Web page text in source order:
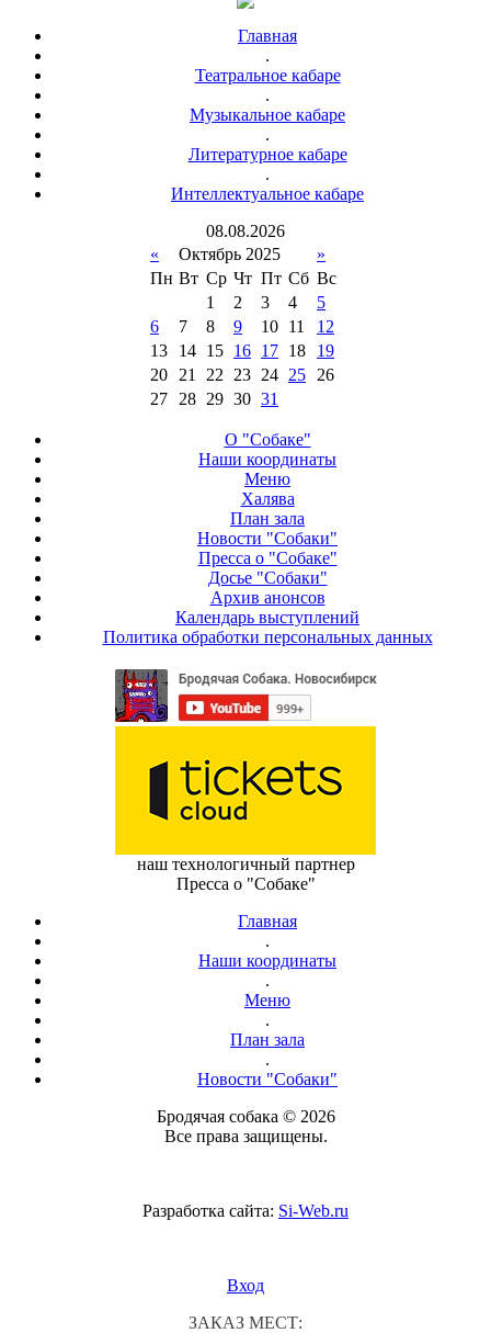
Главная
.
Театральное кабаре
.
Музыкальное кабаре
.
Литературное кабаре
.
Интеллектуальное кабаре
08.08.2026
«
Октябрь 2025
»
Пн Вт Ср Чт Пт Сб Вс
1
2 3 4
5
6
7 8 9 10 11
12
13
14 15 16 17 18
19
20
21 22 23 24 25
26
27
28 29 30 31
О "Собаке"
Наши координаты
Меню
Халява
План зала
Новости "Собаки"
Пресса о "Собаке"
Досье "Собаки"
Архив анонсов
Календарь выступлений
Политика обработки персональных данных
наш технологичный партнер
Пресса о "Собаке"
Главная
.
Наши координаты
.
Меню
.
План зала
.
Новости "Собаки"
Бродячая собака © 2026
Все права защищены.
Разработка сайта: Si-Web.ru
Вход
ЗАКАЗ МЕСТ: